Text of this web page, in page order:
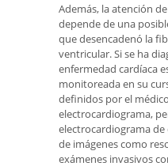
Además, la atención
depende de una
que desencadenó la
ventricular. Si se ha
enfermedad cardíaca
monitoreada en su
definidos por el
electrocardiograma,
electrocardiograma
de imágenes como
exámenes invasivos